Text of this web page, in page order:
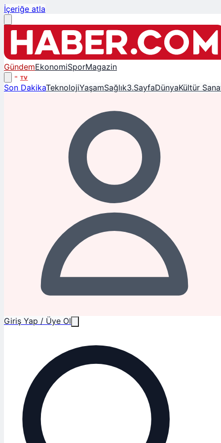
İçeriğe atla
GündemEkonomiSporMagazin
TV
Son DakikaTeknolojiYaşamSağlık3.SayfaDünyaKültür
Giriş Yap / Üye Ol